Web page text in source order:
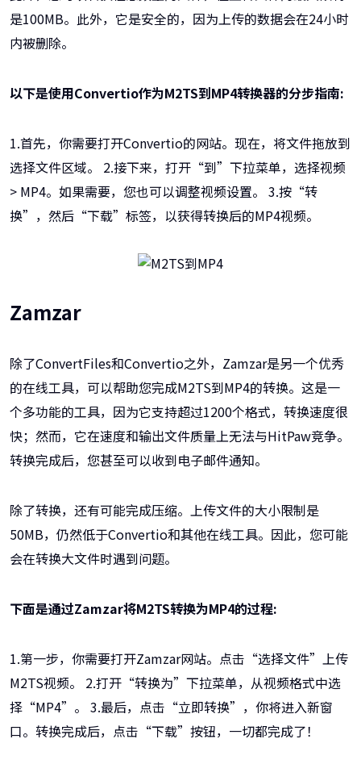
是100MB。此外，它是安全的，因为上传的数据会在24小时
内被删除。
以下是使用Convertio作为M2TS到MP4转换器的分步指南:
1.首先，你需要打开Convertio的网站。现在，将文件拖放到
选择文件区域。 2.接下来，打开“到”下拉菜单，选择视频
> MP4。如果需要，您也可以调整视频设置。 3.按“转
换”，然后“下载”标签，以获得转换后的MP4视频。
Zamzar
除了ConvertFiles和Convertio之外，Zamzar是另一个优秀
的在线工具，可以帮助您完成M2TS到MP4的转换。这是一
个多功能的工具，因为它支持超过1200个格式，转换速度很
快；然而，它在速度和输出文件质量上无法与HitPaw竞争。
转换完成后，您甚至可以收到电子邮件通知。
除了转换，还有可能完成压缩。上传文件的大小限制是
50MB，仍然低于Convertio和其他在线工具。因此，您可能
会在转换大文件时遇到问题。
下面是通过Zamzar将M2TS转换为MP4的过程:
1.第一步，你需要打开Zamzar网站。点击“选择文件”上传
M2TS视频。 2.打开“转换为”下拉菜单，从视频格式中选
择“MP4”。 3.最后，点击“立即转换”，你将进入新窗
口。转换完成后，点击“下载”按钮，一切都完成了！